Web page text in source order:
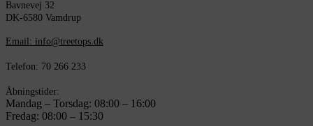
Bavnevej 32
DK-6580 Vamdrup
Email: info@treetops.dk
Telefon: 70 266 233
Åbningstider:
Mandag – Torsdag: 08:00 – 16:00
Fredag: 08:00 – 15:30